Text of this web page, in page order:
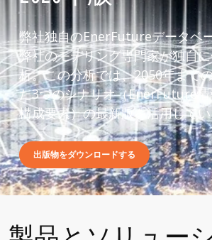
弊社独自のEnerFutureデータベ
弊社のモデリング専門家が独自
析。この分析では、2050年まで
た3つのシナリオ（EnerFuture
構成要素）の最新版を活用して
出版物をダウンロードする